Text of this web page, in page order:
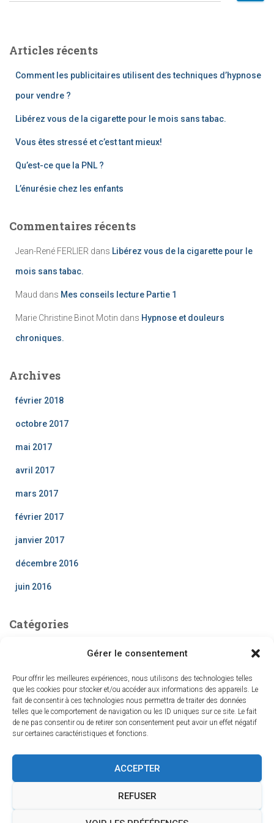
Gérer le consentement
Pour offrir les meilleures expériences, nous utilisons des technologies telles
que les cookies pour stocker et/ou accéder aux informations des appareils. Le
fait de consentir à ces technologies nous permettra de traiter des données
telles que le comportement de navigation ou les ID uniques sur ce site. Le fait
de ne pas consentir ou de retirer son consentement peut avoir un effet négatif
sur certaines caractéristiques et fonctions.
ACCEPTER
REFUSER
rArticles récents
Comment les publicitaires utilisent des techniques d’hypnose
pour vendre ?
Libérez vous de la cigarette pour le mois sans tabac.
Vous êtes stressé et c’est tant mieux!
Qu’est-ce que la PNL ?
L’énurésie chez les enfants
Commentaires récents
Jean-René FERLIER dans Libérez vous de la cigarette pour le
mois sans tabac.
Maud dans Mes conseils lecture Partie 1
Marie Christine Binot Motin dans Hypnose et douleurs
chroniques.
Archives
février 2018
octobre 2017
mai 2017
avril 2017
mars 2017
février 2017
janvier 2017
décembre 2016
juin 2016
Catégories
Search
R
e
c
Rechercher…